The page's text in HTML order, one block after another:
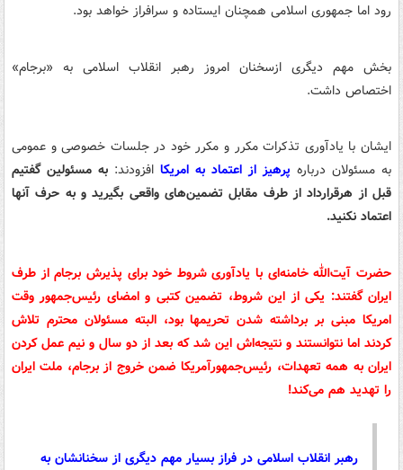
رود اما جمهوری اسلامی همچنان ایستاده و سرافراز خواهد بود.
بخش مهم دیگری ازسخنان امروز رهبر انقلاب اسلامی به «برجام»
اختصاص داشت.
ایشان با یادآوری تذکرات مکرر و مکرر خود در جلسات خصوصی و عمومی
به مسئولان درباره پرهیز از اعتماد به امریکا افزودند: به مسئولین گفتیم
قبل از هرقرارداد از طرف مقابل تضمین‌های واقعی بگیرید و به حرف آنها
اعتماد نکنید.
حضرت آیت‌الله خامنه‌ای با یادآوری شروط خود برای پذیرش برجام از طرف
ایران گفتند: یکی از این شروط، تضمین کتبی و امضای رئیس‌جمهور وقت
امریکا مبنی بر برداشته شدن تحریمها بود، البته مسئولان محترم تلاش
کردند اما نتوانستند و نتیجه‌اش این شد که بعد از دو سال و نیم عمل کردن
ایران به همه تعهدات، رئیس‌جمهورآمریکا ضمن خروج از برجام، ملت ایران
را تهدید هم می‌کند!
رهبر انقلاب اسلامی در فراز بسیار مهم دیگری از سخنانشان به